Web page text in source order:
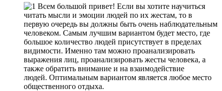
Всем большой привет! Если вы хотите научиться
читать мысли и эмоции людей по их жестам, то в
первую очередь вы должны быть очень наблюдательным
человеком. Самым лучшим вариантом будет место, где
большое количество людей присутствует в пределах
видимости. Именно там можно проанализировать
выражения лиц, проанализировать жесты человека, а
также обратить внимание и на взаимодействие
людей. Оптимальным вариантом является любое место
общественного отдыха.